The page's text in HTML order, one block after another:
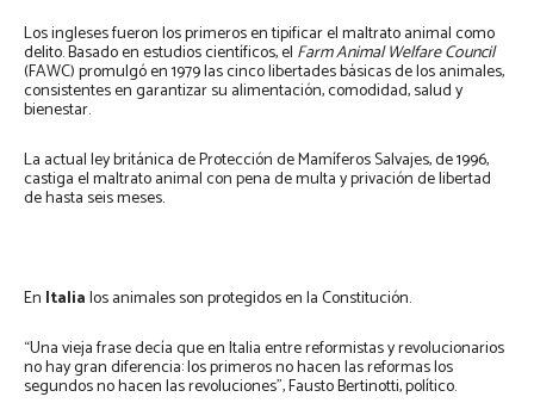
Los ingleses fueron los primeros en tipificar el maltrato animal como
delito. Basado en estudios científicos, el Farm Animal Welfare Council
(FAWC) promulgó en 1979 las cinco libertades básicas de los animales,
consistentes en garantizar su alimentación, comodidad, salud y
bienestar.
La actual ley británica de Protección de Mamíferos Salvajes, de 1996,
castiga el maltrato animal con pena de multa y privación de libertad
de hasta seis meses.
En Italialos animales son protegidos en la Constitución.
“Una vieja frase decía que en Italia entre reformistas y revolucionarios
no hay gran diferencia: los primeros no hacen las reformas los
segundos no hacen las revoluciones”, Fausto Bertinotti, político.